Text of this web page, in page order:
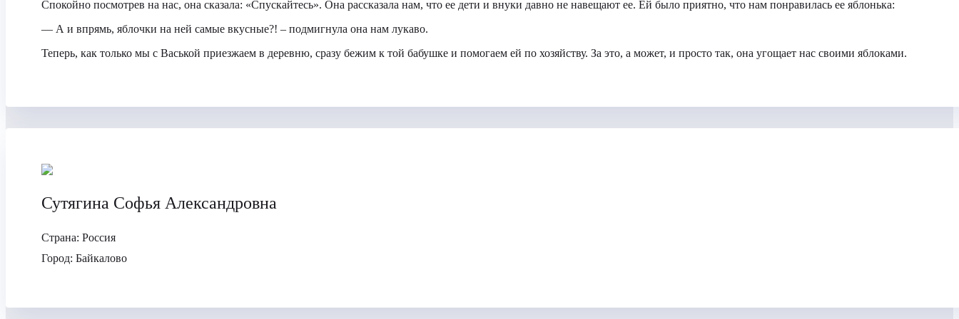
Спокойно посмотрев на нас, она сказала: «Спускайтесь». Она рассказала нам, что ее дети и внуки давно не навещают ее. Ей было приятно, что нам понравилась ее яблонька:
— А и впрямь, яблочки на ней самые вкусные?! – подмигнула она нам лукаво.
Теперь, как только мы с Васькой приезжаем в деревню, сразу бежим к той бабушке и помогаем ей по хозяйству. За это, а может, и просто так, она угощает нас своими яблоками.
Сутягина Софья Александровна
Страна: Россия
Город: Байкалово